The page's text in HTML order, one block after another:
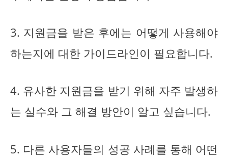
3. 지원금을 받은 후에는 어떻게 사용해야
하는지에 대한 가이드라인이 필요합니다.
4. 유사한 지원금을 받기 위해 자주 발생하
는 실수와 그 해결 방안이 알고 싶습니다.
5. 다른 사용자들의 성공 사례를 통해 어떤